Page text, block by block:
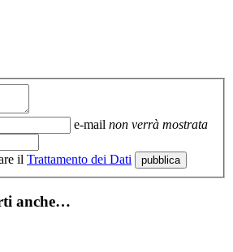
e-mail non verrà mostrata
il Trattamento dei Dati pubblica
anche…